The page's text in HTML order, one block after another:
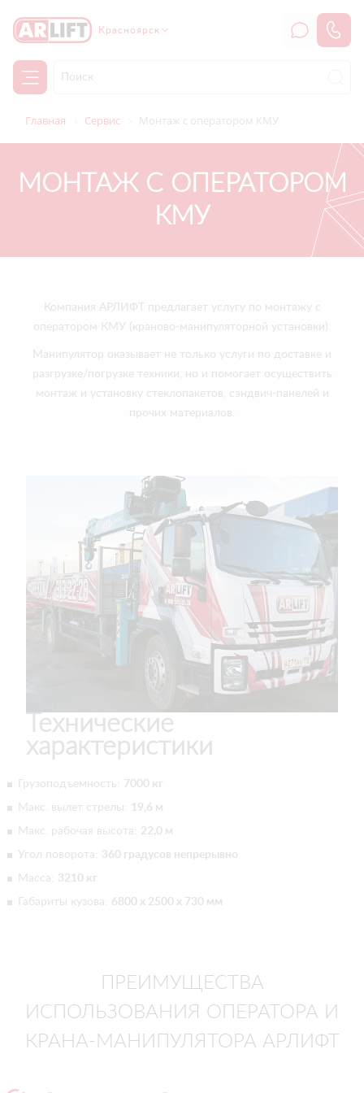
Красноярск
Главная Сервис Монтаж с оператором КМУ
МОНТАЖ С ОПЕРАТОРОМ
КМУ
Компания АРЛИФТ предлагает услугу по монтажу с
оператором КМУ (краново-манипуляторной установки).
Манипулятор оказывает не только услуги по доставке и
разгрузке/погрузке техники, но и помогает осуществить
монтаж и установку стеклопакетов, сэндвич-панелей и
прочих материалов.
Технические
характеристики
Грузоподъемность: 7000 кг
Макс. вылет стрелы: 19,6 м
Макс. рабочая высота: 22,0 м
Угол поворота: 360 градусов непрерывно
Масса: 3210 кг
Габариты кузова: 6800 х 2500 х 730 мм
ПРЕИМУЩЕСТВА
ИСПОЛЬЗОВАНИЯ ОПЕРАТОРА И
КРАНА-МАНИПУЛЯТОРА АРЛИФТ